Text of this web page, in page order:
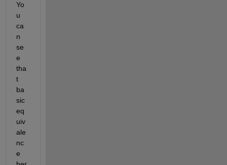
Yo
u
ca
n
se
e
tha
t
ba
sic
eq
uiv
ale
nc
e